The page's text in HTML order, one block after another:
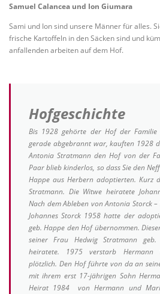
Samuel Calancea und Ion Giumara
Sami und Ion sind unsere Männer für alles.
frische Kartoffeln in den Säcken sind und
anfallenden arbeiten auf dem Hof.
Hofgeschichte
Bis 1928 gehörte der Hof der
gerade abgebrannt war, kauften 1928
Antonia Stratmann den Hof von der
Paar blieb kinderlos, so dass Sie den
Happe aus Herbern adoptierten. Kurz
Stratmann. Die Witwe heiratete
Nach dem Ableben von Antonia Storck
Johannes Storck 1958 hatte der
geb. Happe den Hof übernommen.
seiner Frau Hedwig Stratmann
heiratete. 1975 verstarb Hermann
plötzlich. Den Hof führte von da an
mit ihrem erst 17-jährigen Sohn
Heirat 1984 von Hermann und